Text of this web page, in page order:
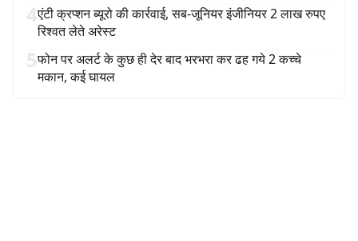
4एंटी क्रप्शन ब्यूरो की कार्रवाई, सब-जूनियर इंजीनियर 2 लाख रुपए
रिश्वत लेते अरेस्ट
5फोन पर अलर्ट के कुछ ही देर बाद भरभरा कर ढह गये 2 कच्चे
मकान, कई घायल